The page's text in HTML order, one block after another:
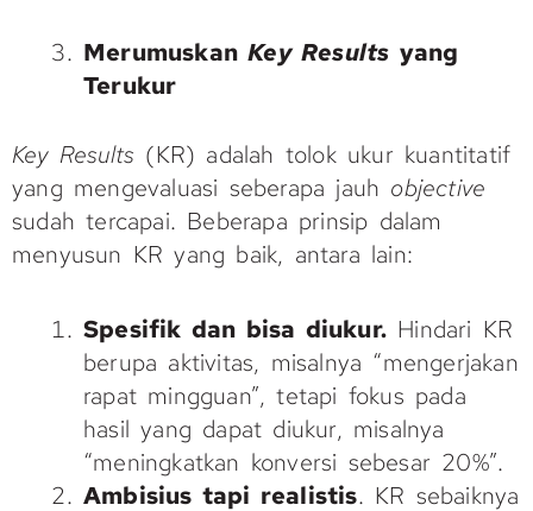
MerumuskanKey Results yang
Terukur
Key Results (KR) adalah tolok ukur kuantitatif
yang mengevaluasi seberapa jauh objective
sudah tercapai. Beberapa prinsip dalam
menyusun KR yang baik, antara lain:
Spesifik dan bisa diukur. Hindari KR
berupa aktivitas, misalnya “mengerjakan
rapat mingguan”, tetapi fokus pada
hasil yang dapat diukur, misalnya
“meningkatkan konversi sebesar 20%”.
Ambisius tapi realistis. KR sebaiknya